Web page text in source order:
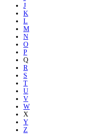
J
K
L
M
N
O
P
Q
R
S
T
U
V
W
X
Y
Z